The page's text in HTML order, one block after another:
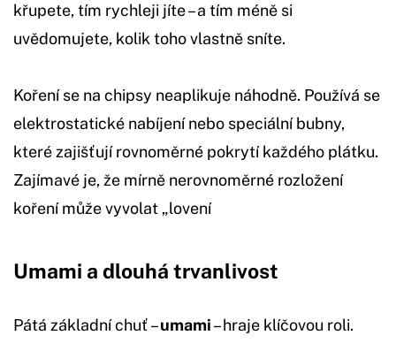
křupete, tím rychleji jíte – a tím méně si
uvědomujete, kolik toho vlastně sníte.
Koření se na chipsy neaplikuje náhodně. Používá se
elektrostatické nabíjení nebo speciální bubny,
které zajišťují rovnoměrné pokrytí každého plátku.
Zajímavé je, že mírně nerovnoměrné rozložení
koření může vyvolat „lovení
Umami a dlouhá trvanlivost
Pátá základní chuť –umami– hraje klíčovou roli.